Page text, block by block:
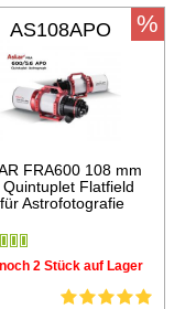
AS108APO
FRA600 108 mm
Flatfield
Astrofotografie
2 Stück auf Lager
%